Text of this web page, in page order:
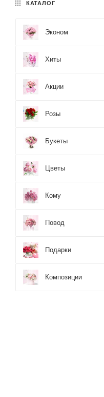
КАТАЛОГ
Эконом
Хиты
Акции
Розы
Букеты
Цветы
Кому
Повод
Подарки
Композиции